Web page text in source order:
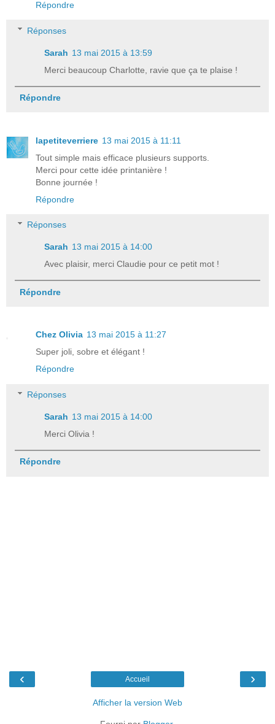
Répondre
Réponses
Sarah 13 mai 2015 à 13:59
Merci beaucoup Charlotte, ravie que ça te plaise !
Répondre
lapetiteverriere 13 mai 2015 à 11:11
Tout simple mais efficace plusieurs supports.
Merci pour cette idée printanière !
Bonne journée !
Répondre
Réponses
Sarah 13 mai 2015 à 14:00
Avec plaisir, merci Claudie pour ce petit mot !
Répondre
Chez Olivia 13 mai 2015 à 11:27
Super joli, sobre et élégant !
Répondre
Réponses
Sarah 13 mai 2015 à 14:00
Merci Olivia !
Répondre
‹ ›
Accueil
Afficher la version Web